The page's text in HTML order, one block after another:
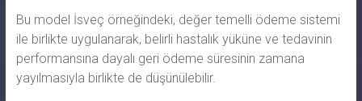
Bu model İsveç örneğindeki, değer temelli ödeme sistemi
ile birlikte uygulanarak, belirli hastalık yüküne ve tedavinin
performansına dayalı geri ödeme süresinin zamana
yayılmasıyla birlikte de düşünülebilir.